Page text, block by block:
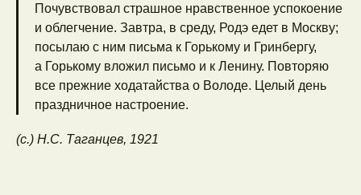
Почувствовал страшное нравственное успокоение
и облегчение. Завтра, в среду, Родэ едет в Москву;
посылаю с ним письма к Горькому и Гринбергу,
а Горькому вложил письмо и к Ленину. Повторяю
все прежние ходатайства о Володе. Целый день
праздничное настроение.
(с.) Н.С. Таганцев, 1921